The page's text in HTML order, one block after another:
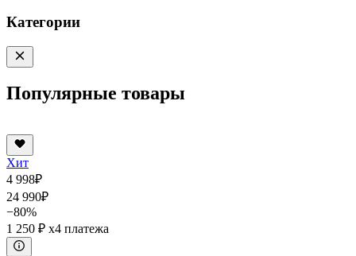
Категории
Популярные товары
Хит
4 998₽
24 990₽
−80%
1 250 ₽ x4 платежа